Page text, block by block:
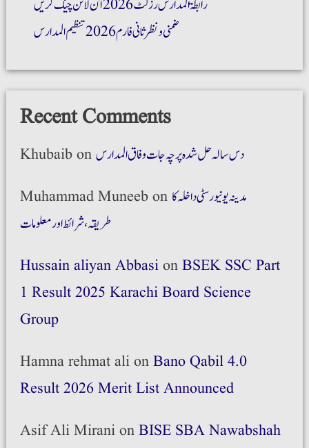
رابطۃ المدارس رزلٹ 2026 آن لائن چیک کریں
ضمنی و نظر ثانی فارم 2026 تنظیم المدارس
Recent Comments
Khubaibonدس سالہ حل شدہ پرچہ جات وفاق المدارس
Muhammad Muneebon مدینہ یونیورسٹی داخلہ کا
طریقہ،شرائط اور معلومات
Hussain aliyan AbbasionBSEK SSC Part
1 Result 2025 Karachi Board Science
Group
Hamna rehmat alionBano Qabil 4.0
Result 2026 Merit List Announced
Asif Ali MiranionBISE SBA Nawabshah